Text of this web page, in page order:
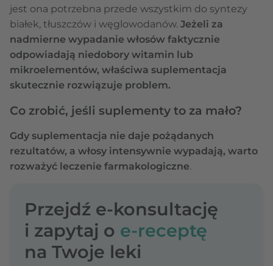
jest ona potrzebna przede wszystkim do syntezy
białek, tłuszczów i węglowodanów. Jeżeli za
nadmierne wypadanie włosów faktycznie
odpowiadają niedobory witamin lub
mikroelementów, właściwa suplementacja
skutecznie rozwiązuje problem.
Co zrobić, jeśli suplementy to za mało?
Gdy suplementacja nie daje pożądanych
rezultatów, a włosy intensywnie wypadają, warto
rozważyć leczenie farmakologiczne.
Przejdź e-konsultację
i zapytaj o e-receptę
na Twoje leki